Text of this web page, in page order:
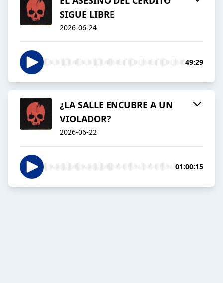
SIGUE LIBRE
2026-06-24
49:29
¿LA SALLE ENCUBRE A UN
VIOLADOR?
2026-06-22
01:00:15